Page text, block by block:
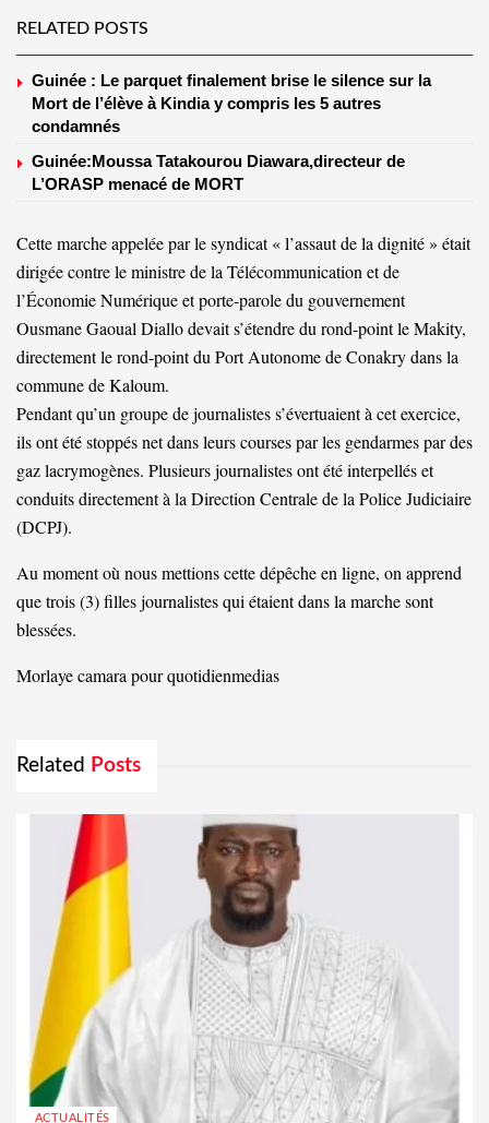
RELATED POSTS
Guinée : Le parquet finalement brise le silence sur la
Mort de l’élève à Kindia y compris les 5 autres
condamnés
Guinée:Moussa Tatakourou Diawara,directeur de
L’ORASP menacé de MORT
Cette marche appelée par le syndicat « l’assaut de la dignité » était
dirigée contre le ministre de la Télécommunication et de
l’Économie Numérique et porte-parole du gouvernement
Ousmane Gaoual Diallo devait s’étendre du rond-point le Makity,
directement le rond-point du Port Autonome de Conakry dans la
commune de Kaloum.
Pendant qu’un groupe de journalistes s’évertuaient à cet exercice,
ils ont été stoppés net dans leurs courses par les gendarmes par des
gaz lacrymogènes. Plusieurs journalistes ont été interpellés et
conduits directement à la Direction Centrale de la Police Judiciaire
(DCPJ).
Au moment où nous mettions cette dépêche en ligne, on apprend
que trois (3) filles journalistes qui étaient dans la marche sont
blessées.
Morlaye camara pour quotidienmedias
Related Posts
ACTUALITÉS